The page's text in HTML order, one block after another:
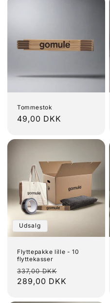
Tommestok
Normalpris
49,00 DKK
Udsalg
Flyttepakke lille - 10
flyttekasser
Normalpris
337,00 DKK
289,00 DKK